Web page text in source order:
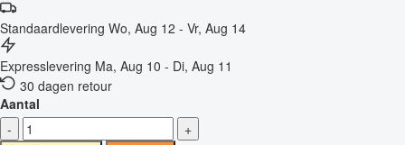
Standaardlevering Wo, Aug 12 - Vr, Aug 14
Expresslevering Ma, Aug 10 - Di, Aug 11
30 dagen retour
Aantal
-
+